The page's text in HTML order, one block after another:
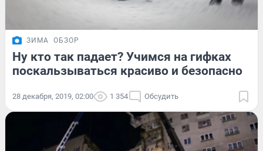
ЗИМА ОБЗОР
Ну кто так падает? Учимся на гифках
поскальзываться красиво и безопасно
28 декабря, 2019, 02:00 1 354 Обсудить